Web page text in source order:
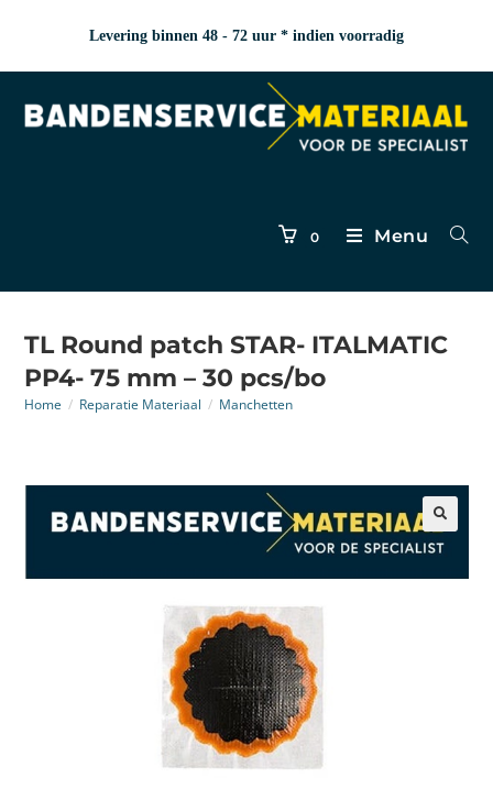
Levering binnen 48 - 72 uur * indien voorradig
0 Menu
TL Round patch STAR- ITALMATIC
PP4- 75 mm – 30 pcs/bo
Home / Reparatie Materiaal / Manchetten
🔍